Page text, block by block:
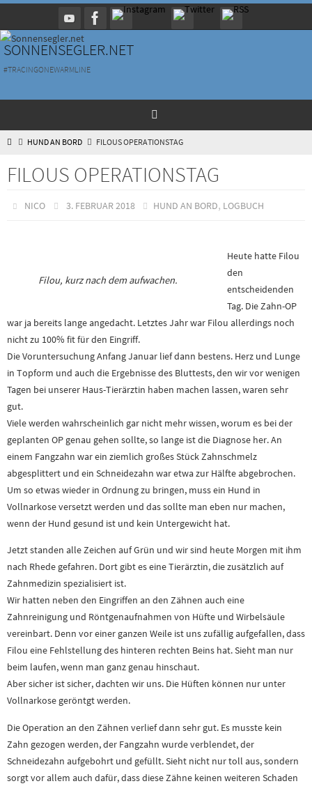
Inhalt
springen
SONNENSEGLER.NET
#TRACINGONEWARMLINE
HOMEHUND AN BORD FILOUS OPERATIONSTAG
FILOUS OPERATIONSTAG
NICO 3. FEBRUAR 2018 HUND AN BORD, LOGBUCH
Filou, kurz nach dem aufwachen.
Heute hatte Filou
den
entscheidenden
Tag. Die Zahn-OP
war ja bereits lange angedacht. Letztes Jahr war Filou allerdings noch
nicht zu 100% fit für den Eingriff.
Die Voruntersuchung Anfang Januar lief dann bestens. Herz und Lunge
in Topform und auch die Ergebnisse des Bluttests, den wir vor wenigen
Tagen bei unserer Haus-Tierärztin haben machen lassen, waren sehr
gut.
Viele werden wahrscheinlich gar nicht mehr wissen, worum es bei der
geplanten OP genau gehen sollte, so lange ist die Diagnose her. An
einem Fangzahn war ein ziemlich großes Stück Zahnschmelz
abgesplittert und ein Schneidezahn war etwa zur Hälfte abgebrochen.
Um so etwas wieder in Ordnung zu bringen, muss ein Hund in
Vollnarkose versetzt werden und das sollte man eben nur machen,
wenn der Hund gesund ist und kein Untergewicht hat.
Jetzt standen alle Zeichen auf Grün und wir sind heute Morgen mit ihm
nach Rhede gefahren. Dort gibt es eine Tierärztin, die zusätzlich auf
Zahnmedizin spezialisiert ist.
Wir hatten neben den Eingriffen an den Zähnen auch eine
Zahnreinigung und Röntgenaufnahmen von Hüfte und Wirbelsäule
vereinbart. Denn vor einer ganzen Weile ist uns zufällig aufgefallen, dass
Filou eine Fehlstellung des hinteren rechten Beins hat. Sieht man nur
beim laufen, wenn man ganz genau hinschaut.
Aber sicher ist sicher, dachten wir uns. Die Hüften können nur unter
Vollnarkose geröntgt werden.
Die Operation an den Zähnen verlief dann sehr gut. Es musste kein
Zahn gezogen werden, der Fangzahn wurde verblendet, der
Schneidezahn aufgebohrt und gefüllt. Sieht nicht nur toll aus, sondern
sorgt vor allem auch dafür, dass diese Zähne keinen weiteren Schaden